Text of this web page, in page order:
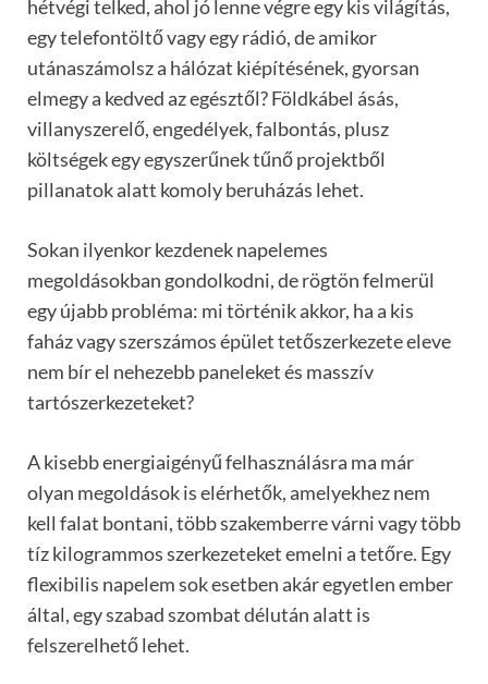
hétvégi telked, ahol jó lenne végre egy kis világítás,
egy telefontöltő vagy egy rádió, de amikor
utánaszámolsz a hálózat kiépítésének, gyorsan
elmegy a kedved az egésztől? Földkábel ásás,
villanyszerelő, engedélyek, falbontás, plusz
költségek egy egyszerűnek tűnő projektből
pillanatok alatt komoly beruházás lehet.
Sokan ilyenkor kezdenek napelemes
megoldásokban gondolkodni, de rögtön felmerül
egy újabb probléma: mi történik akkor, ha a kis
faház vagy szerszámos épület tetőszerkezete eleve
nem bír el nehezebb paneleket és masszív
tartószerkezeteket?
A kisebb energiaigényű felhasználásra ma már
olyan megoldások is elérhetők, amelyekhez nem
kell falat bontani, több szakemberre várni vagy több
tíz kilogrammos szerkezeteket emelni a tetőre. Egy
flexibilis napelem sok esetben akár egyetlen ember
által, egy szabad szombat délután alatt is
felszerelhető lehet.